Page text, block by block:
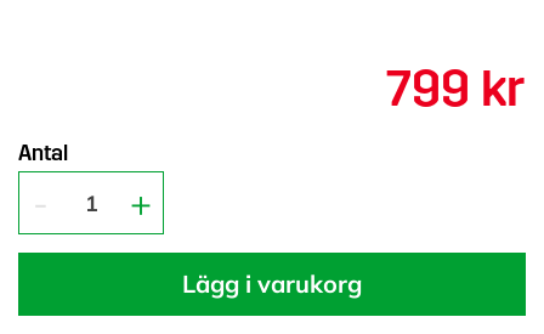
799 kr
Antal
Lägg i varukorg